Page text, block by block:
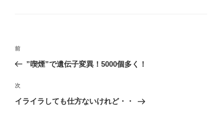
投
ビ
ゲ
前
の
稿
前
”喫煙”で遺伝子変異！5000個多く！
次
の
次
イライラしても仕方ないけれど・・